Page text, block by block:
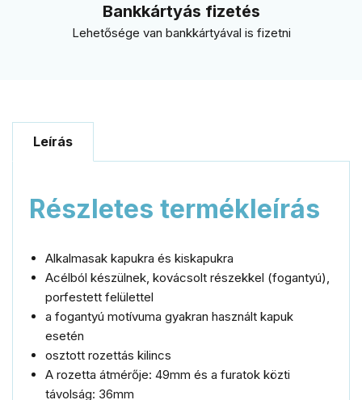
Bankkártyás fizetés
Lehetősége van bankkártyával is fizetni
Leírás
Részletes termékleírás
Alkalmasak kapukra és kiskapukra
Acélból készülnek, kovácsolt részekkel (fogantyú),
porfestett felülettel
a fogantyú motívuma gyakran használt kapuk
esetén
osztott rozettás kilincs
A rozetta átmérője: 49mm és a furatok közti
távolság: 36mm